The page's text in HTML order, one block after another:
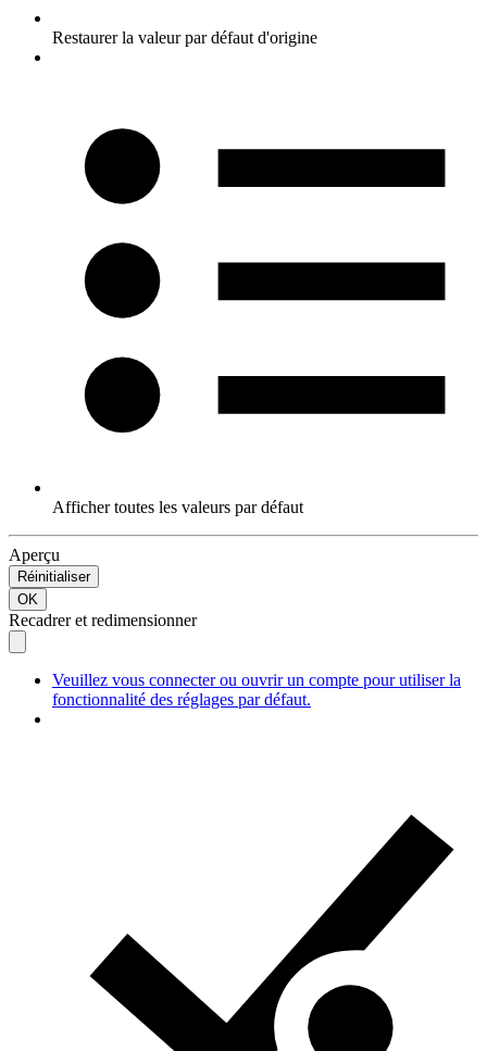
Restaurer la valeur par défaut d'origine
Afficher toutes les valeurs par défaut
Aperçu
Réinitialiser
OK
Recadrer et redimensionner
Veuillez vous connecter ou ouvrir un compte pour utiliser la
fonctionnalité des réglages par défaut.